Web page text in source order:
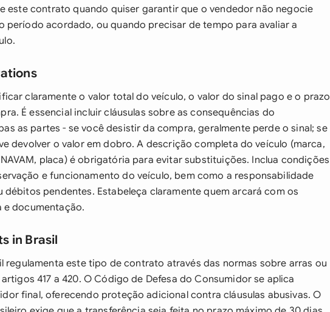
este contrato quando quiser garantir que o vendedor não negocie
período acordado, ou quando precisar de tempo para avaliar a
claramente o valor total do veículo, o valor do sinal pago e o prazo
É essencial incluir cláusulas sobre as consequências do
as partes - se você desistir da compra, geralmente perde o sinal; se
devolver o valor em dobro. A descrição completa do veículo (marca,
placa) é obrigatória para evitar substituições. Inclua condições
e funcionamento do veículo, bem como a responsabilidade
débitos pendentes. Estabeleça claramente quem arcará com os
documentação.
in Brasil
regulamenta este tipo de contrato através das normas sobre arras ou
417 a 420. O Código de Defesa do Consumidor se aplica
final, oferecendo proteção adicional contra cláusulas abusivas. O